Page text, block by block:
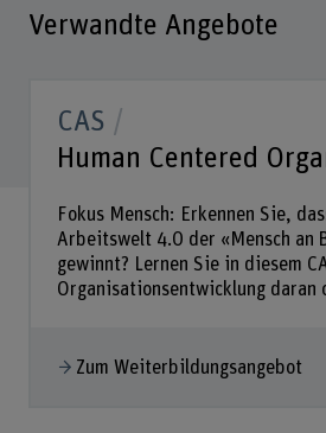
Verwandte Angebote
CAS
Human Centered
Fokus Mensch: Erkennen Sie,
Arbeitswelt 4.0 der «Mensch an
gewinnt? Lernen Sie in diesem
Organisationsentwicklung daran
Zum Weiterbildungsangebot